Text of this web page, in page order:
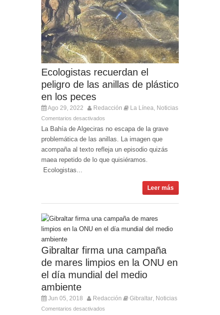
de Ultramar al inspector jubilado Xavi Buhagiar
Presentado el IV Torneo de Fútbol Senior Alcalde
de San Roque, que se disputa la semana
próxima
Ecologistas recuerdan el
peligro de las anillas de plástico
en los peces
Ago 29, 2022 Redacción La Línea, Noticias
Comentarios desactivados
La Bahía de Algeciras no escapa de la grave
problemática de las anillas. La imagen que
acompaña al texto refleja un episodio quizás
maea repetido de lo que quisiéramos.
Ecologistas...
Leer más
Gibraltar firma una campaña
de mares limpios en la ONU en
el día mundial del medio
ambiente
Jun 05, 2018 Redacción Gibraltar, Noticias
Comentarios desactivados